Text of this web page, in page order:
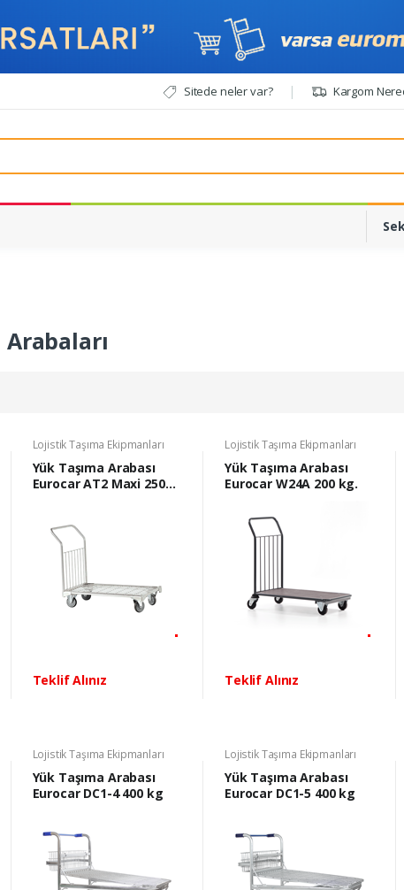
Sitede neler var? Kargom
Arabaları
Lojistik Taşıma Ekipmanları
Yük Taşıma Arabası
Eurocar AT2 Maxi 250
Teklif Alınız
Lojistik Taşıma Ekipmanları
Yük Taşıma Arabası
Eurocar W24A 200 kg.
Teklif Alınız
Lojistik Taşıma Ekipmanları
Yük Taşıma Arabası
Eurocar DC1-4 400 kg
Lojistik Taşıma Ekipmanları
Yük Taşıma Arabası
Eurocar DC1-5 400 kg